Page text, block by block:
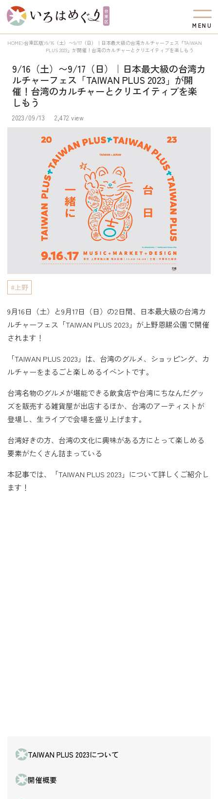
M EN U
HOME 台東区版 9/16（土）〜9/17（日）｜日本最大級の台湾カルチャーフェス「TAIWAN
PLUS 2023」が開催！台湾のカルチャーとクリエイティブを楽しもう
9/16（土）〜9/17（日）｜日本最大級の台湾カ
ルチャーフェス「TAIWAN PLUS 2023」が開
催！台湾のカルチャーとクリエイティブを楽
しもう
2023/09/13 2,472 view
上野
9月16日（土）と9月17日（日）の2日間、日本最大級の台湾カ
ルチャーフェス「TAIWAN PLUS 2023」が上野恩賜公園で開催
されます！
「TAIWAN PLUS 2023」は、台湾のグルメ、ショッピング、カ
ルチャーをまるごと楽しめるイベントです。
台湾名物のグルメが堪能できる飲食店や台湾にちなんだグッ
ズを販売する雑貨屋が出店するほか、台湾のアーティストが
登場し、生ライブで会場を盛り上げます。
台湾好きの方、台湾の文化に興味がある方にとって楽しめる
要素がたくさん詰まっている
本記事では、「TAIWAN PLUS 2023」について詳しくご紹介し
ます！
TAIWAN PLUS 2023について
開催概要